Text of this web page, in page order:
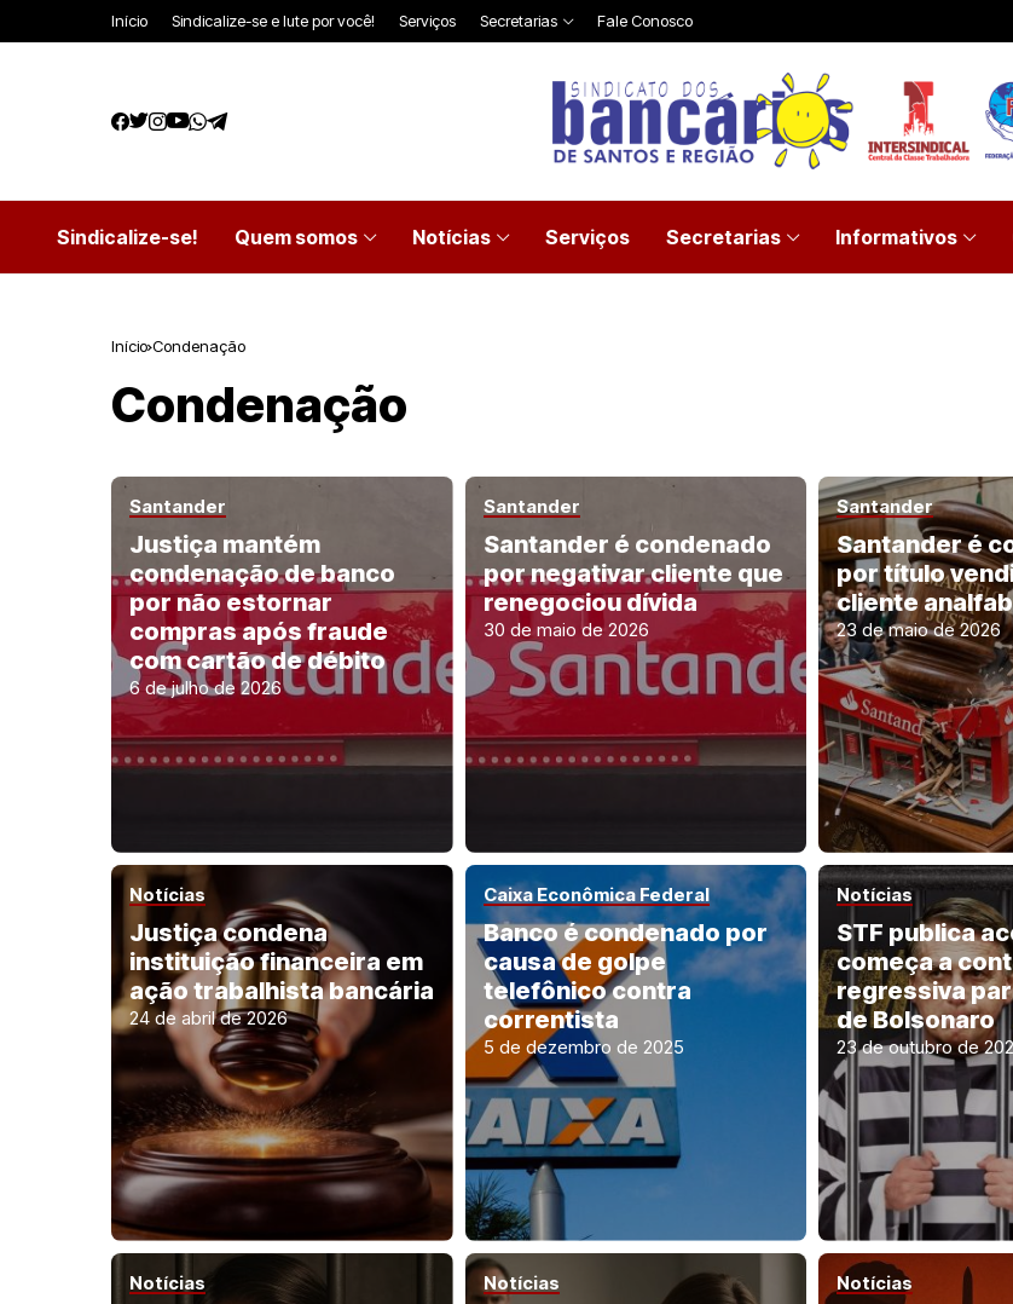
Início Sindicalize-se e lute por você! Serviços Secretarias Fale Conosco
Sindicalize-se! Quem somos Notícias Serviços Secretarias Informativos
Início Condenação
Condenação
Santander
Justiça mantém
condenação de banco
por não estornar
compras após fraude
com cartão de débito
6 de julho de 2026
Santander
Santander é condenado
por negativar cliente que
renegociou dívida
30 de maio de 2026
Santander
Santander é
por título
cliente
23 de maio de 2026
Notícias
Justiça condena
instituição financeira em
ação trabalhista bancária
24 de abril de 2026
Caixa Econômica Federal
Banco é condenado por
causa de golpe
telefônico contra
correntista
5 de dezembro de 2025
Notícias
STF publica
começa a
regressiva
de Bolsonaro
23 de outubro de
Notícias Notícias Notícias